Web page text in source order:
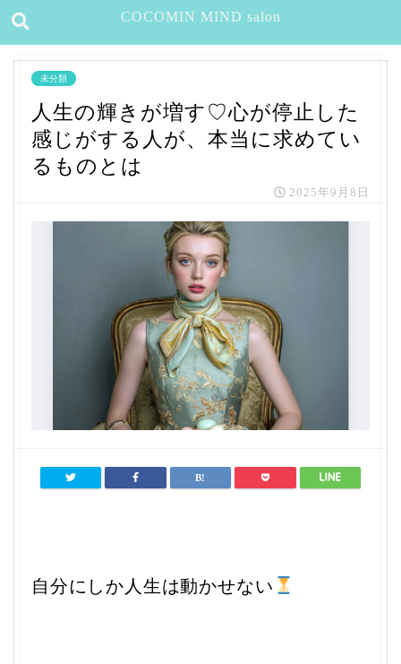
COCOMIN MIND salon
未分類
人生の輝きが増す♡心が停止した
感じがする人が、本当に求めてい
るものとは
2025年9月8日
自分にしか人生は動かせない